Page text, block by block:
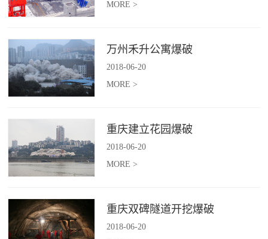
MORE >
万州禾升公寓爆破
2018-06-20
MORE >
重庆建立花园爆破
2018-06-20
MORE >
重庆双碑隧道开挖爆破
2018-06-20